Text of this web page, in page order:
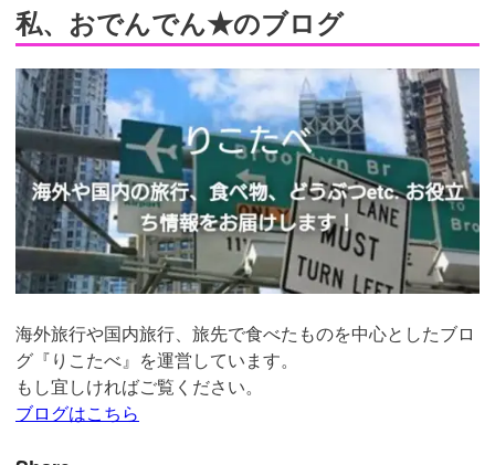
私、おでんでん★のブログ
海外旅行や国内旅行、旅先で食べたものを中心としたブロ
グ『りこたべ』を運営しています。
もし宜しければご覧ください。
ブログはこちら